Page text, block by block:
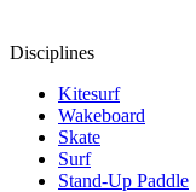
Disciplines
Kitesurf
Wakeboard
Skate
Surf
Stand-Up Paddle